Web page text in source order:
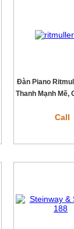
Đàn Piano
Thanh Mạnh Mẽ,
Call